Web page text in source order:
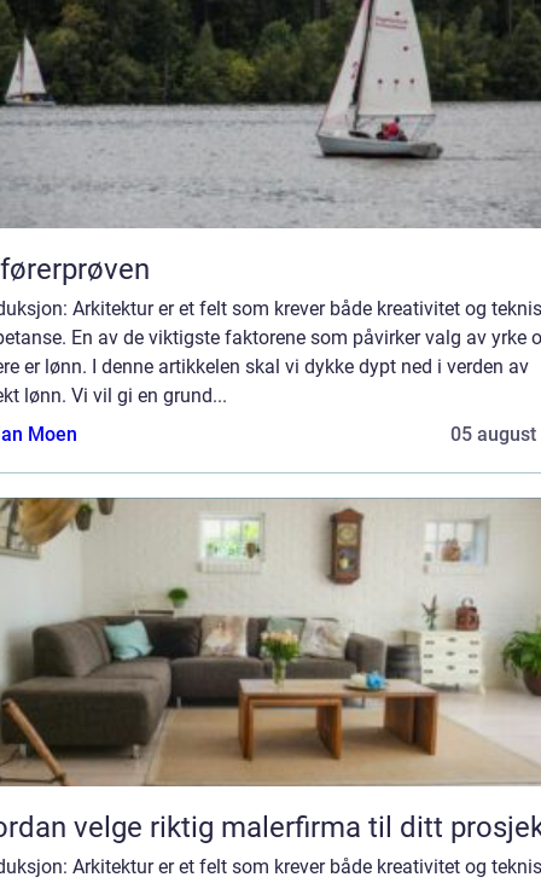
Arkitektur er et felt som krever både kreativitet og
En av de viktigste faktorene som påvirker valg av yrke
er lønn. I denne artikkelen skal vi dykke dypt ned i verden av
lønn. Vi vil gi en grund...
Moen
05 august
velge riktig malerfirma til ditt
Arkitektur er et felt som krever både kreativitet og